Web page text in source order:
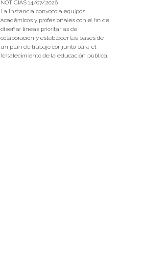
NOTICIAS 14/07/2026
La instancia convocó a equipos
académicos y profesionales con el fin de
diseñar líneas prioritarias de
colaboración y establecer las bases de
un plan de trabajo conjunto para el
fortalecimiento de la educación pública.